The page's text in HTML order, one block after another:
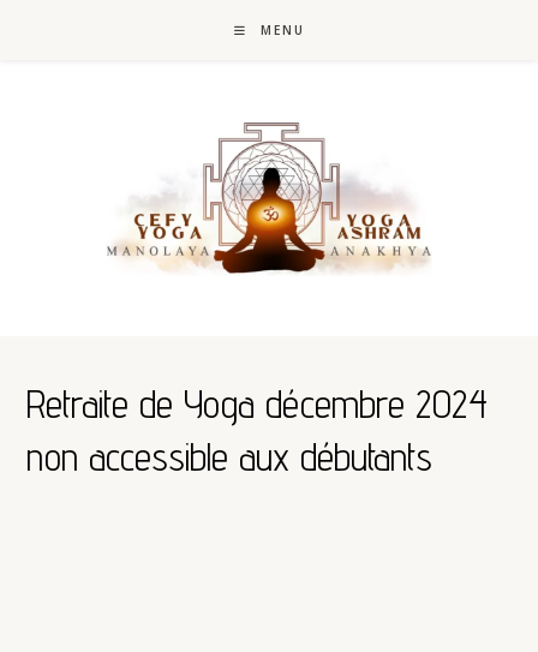
MENU
Retraite de Yoga décembre 2024
non accessible aux débutants